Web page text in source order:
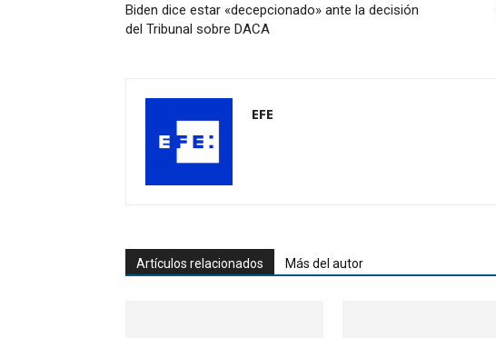
Biden dice estar «decepcionado» ante la decisión
del Tribunal sobre DACA
EFE
Artículos relacionados Más del autor